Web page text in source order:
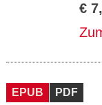
€
EPUB PDF